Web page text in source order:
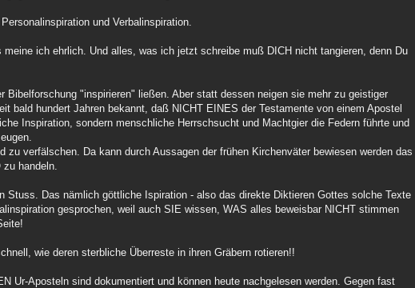
und Verbalinspiration.
ich ehrlich. Und alles, was ich jetzt schreibe muß DICH nicht tangieren, denn Du
"inspirieren" ließen. Aber statt dessen neigen sie mehr zu geistiger
bald hundert Jahren bekannt, daß NICHT EINES der Testamente von einem Apostel
Inspiration, sondern menschliche Herrschsucht und Machtgier die Federn führte und
verfälschen. Da kann durch Aussagen der frühen Kirchenväter bewiesen werden das
zu handeln.
Stuss. Das nämlich göttliche Ispiration - also das direkte Diktieren Gottes solche Texte
gesprochen, weil auch SIE wissen, WAS alles beweisbar NICHT stimmen
wie deren sterbliche Überreste in ihren Gräbern rotieren!!
Ur-Aposteln sind dokumentiert und können heute nachgelesen werden. Gegen fast